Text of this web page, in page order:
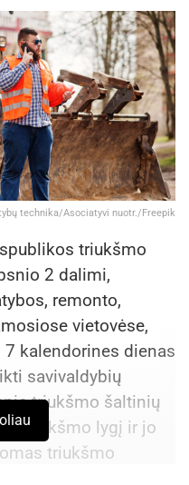
technika/Asociatyvi nuotr./Freepik
triukšmo
2 dalimi,
remonto,
vietovėse,
kalendorines dienas
savivaldybių
triukšmo šaltinių
triukšmo lygį ir jo
triukšmo